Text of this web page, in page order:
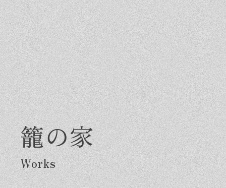
籠の家
Greeting Made in DAIMASA